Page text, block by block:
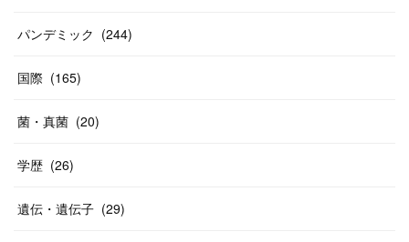
パンデミック (244)
国際 (165)
菌・真菌 (20)
学歴 (26)
遺伝・遺伝子 (29)